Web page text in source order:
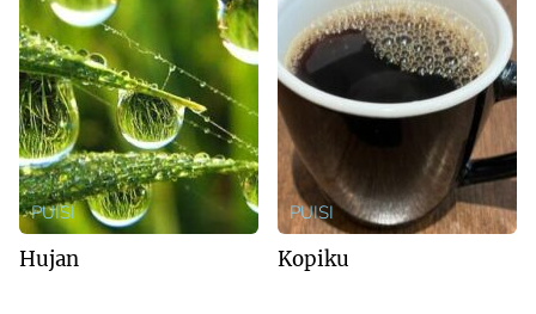
PUISI
Hujan
PUISI
Kopiku